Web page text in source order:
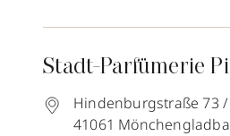
Stadt-Parfümerie
Hindenburgstraße 73 /
41061